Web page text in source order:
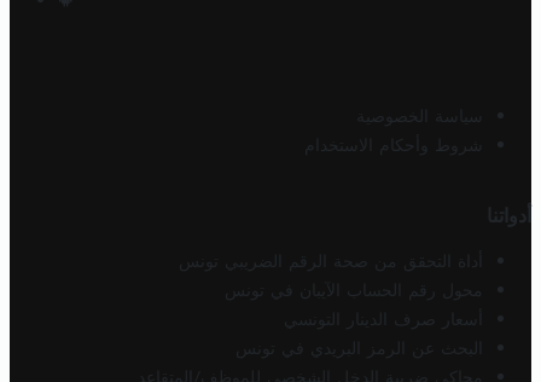
سياسة الخصوصية
شروط وأحكام الاستخدام
أدواتنا
أداة التحقق من صحة الرقم الضريبي تونس
محول رقم الحساب الآيبان في تونس
أسعار صرف الدينار التونسي
البحث عن الرمز البريدي في تونس
محاكي ضريبة الدخل الشخصي للموظف/المتقاعد